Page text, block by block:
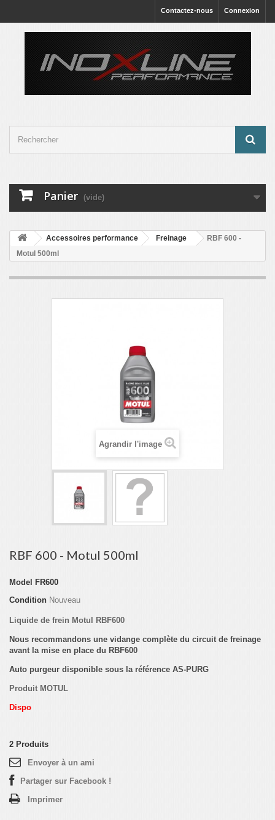
Connexion
Contactez-nous
Panier (vide)
Accessoires performance Freinage
RBF 600 -
Motul 500ml
Agrandir l'image
RBF 600 - Motul 500ml
Model
FR600
Condition Nouveau
Liquide de frein Motul RBF600
Nous recommandons une vidange complète du circuit de freinage
avant la mise en place du RBF600
Auto purgeur disponible sous la référence AS-PURG
Produit MOTUL
Dispo
2 Produits
Envoyer à un ami
Partager sur Facebook !
Imprimer